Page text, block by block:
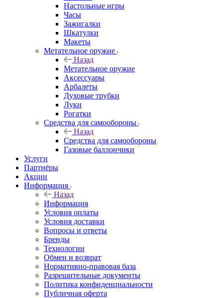
Настольные игры
Часы
Зажигалки
Шкатулки
Макеты
Метательное оружие
Назад
Метательное оружие
Аксессуары
Арбалеты
Духовые трубки
Луки
Рогатки
Средства для самообороны
Назад
Средства для самообороны
Газовые баллончики
Услуги
Партнёры
Акции
Информация
Назад
Информация
Условия оплаты
Условия доставки
Вопросы и ответы
Бренды
Технологии
Обмен и возврат
Нормативно-правовая база
Разрешительные документы
Политика конфиденциальности
Публичная оферта